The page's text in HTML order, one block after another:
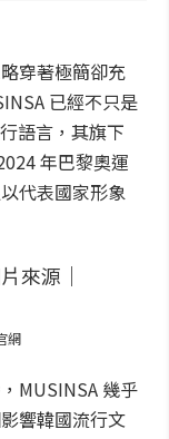
穿著極簡卻充
已經不只是
語言，其旗下
年巴黎奧運
代表國家形象
網
MUSINSA 幾乎
響韓國流行文